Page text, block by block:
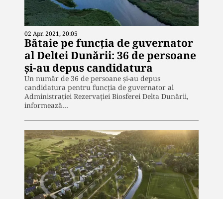
02 Apr. 2021, 20:05
Bătaie pe funcția de guvernator
al Deltei Dunării: 36 de persoane
și-au depus candidatura
Un număr de 36 de persoane şi-au depus
candidatura pentru funcţia de guvernator al
Administraţiei Rezervaţiei Biosferei Delta Dunării,
informează…